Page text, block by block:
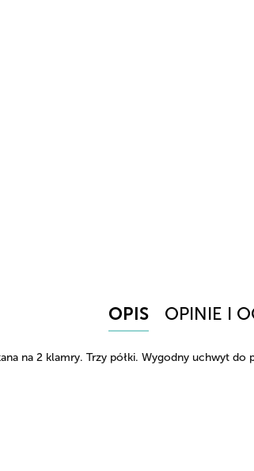
OPIS OPINIE I
na 2 klamry. Trzy półki. Wygodny uchwyt